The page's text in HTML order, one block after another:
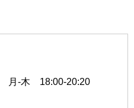
月-木 18:00-20:20